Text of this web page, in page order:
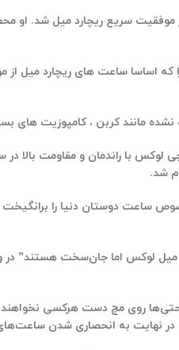
موفقیت سریع ریچارد میل شد. او
ساعت های ریچارد میل از
مانند کربن ، کامپوزیت های
با راندمان و مقاومت بالا در
شد.
میل لوکس اما جان‌سخت هستند” در
روی مچ دست هرکسی
در نهایت به انحصاری شدن